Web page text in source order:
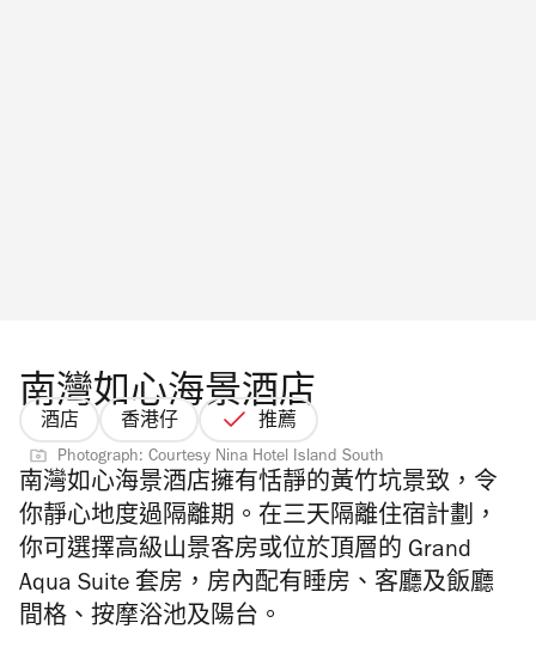
南灣如心海景酒店
酒店 香港仔 推薦
Photograph: Courtesy Nina Hotel Island South
南灣如心海景酒店擁有恬靜的黃竹坑景致，令
你靜心地度過隔離期。在三天隔離住宿計劃，
你可選擇高級山景客房或位於頂層的 Grand
Aqua Suite 套房，房內配有睡房、客廳及飯廳
間格、按摩浴池及陽台。